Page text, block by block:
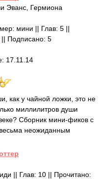
Эванс, Гермиона
мини || Глав: 5 ||
|| Подписано: 5
17.11.14
как у чайной ложки, это не
миллилитров души
Сборник мини-фиков с
весьма неожиданным
|| Глав: 10 || Прочитано: